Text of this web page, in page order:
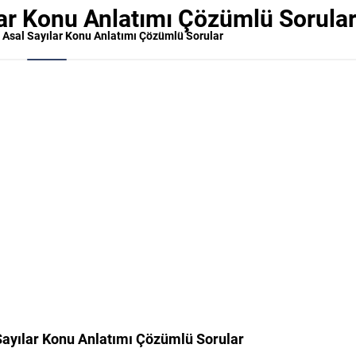
Konu Anlatımı Çözümlü Sorular
Asal Sayılar Konu Anlatımı Çözümlü Sorular
Konu Anlatımı Çözümlü Sorular